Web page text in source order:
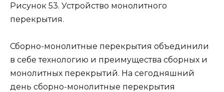
Рисунок 53. Устройство монолитного
перекрытия.
Сборно-монолитные перекрытия объединили
в себе технологию и преимущества сборных и
монолитных перекрытий. На сегодняшний
день сборно-монолитные перекрытия